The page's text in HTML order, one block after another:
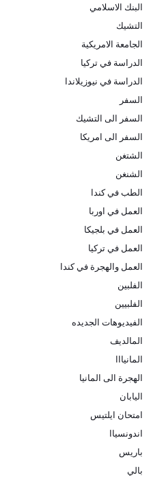
البنك الاسلامي
التشيك
الجامعة الامريكية
الدراسة في تركيا
الدراسة في نيوزيلاندا
السفر
السفر الى التشيك
السفر الى امريكا
الشتغن
الشنغن
الطب في كندا
العمل في اوربا
العمل في بلجيكا
العمل في تركيا
العمل والهجرة في كندا
الفلبين
الفلبيين
الفيديوهات الجديده
المالديف
المانيااا
الهجرة الى المانيا
اليابان
امتحان ايلتيس
اندونسياا
باريس
بالي